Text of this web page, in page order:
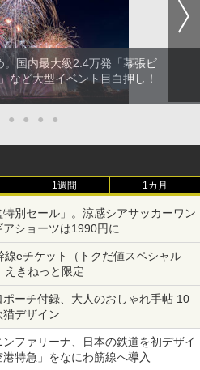
国内最大級2.4万発「幕張ビ
など大型イベント目白押し！
● ● ● ●
1週間 1カ月
別セール」。涼感シアサッカーワン
ショーツは1990円に
eチケット（トクだ値スペシャル
えきねっと限定
ポーチ付録、大人のおしゃれ手帖 10
猫デザイン
ファリーナ、日本の鉄道を初デザイ
特急」をなにわ筋線へ導入